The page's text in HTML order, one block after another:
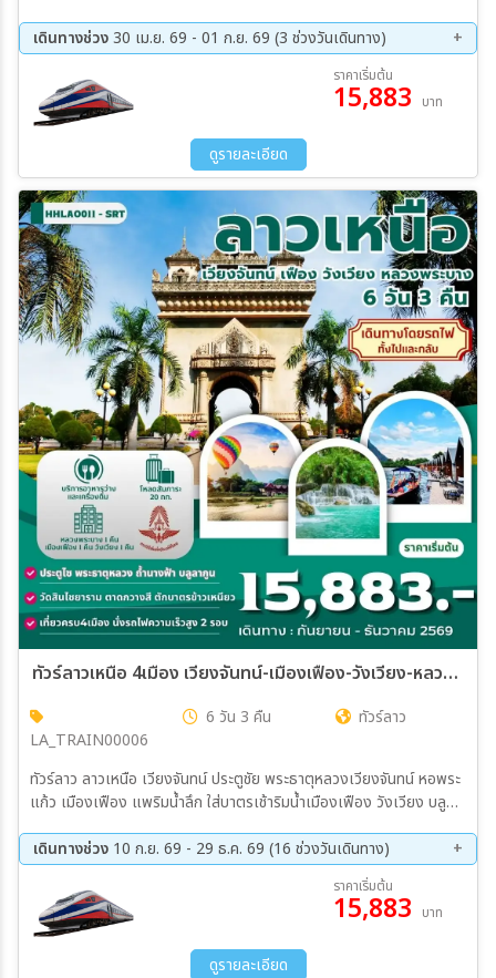
เดินทางช่วง30 เม.ย. 69 - 01 ก.ย. 69 (3 ช่วงวันเดินทาง)
20 ส.ค. 69 - 25 ส.ค. 69
27 ส.ค. 69 - 01 ก.ย. 69
ราคาเริ่มต้น
15,883 บาท
ดูรายละเอียด
ทัวร์ลาวเหนือ 4เมือง เวียงจันทน์-เมืองเฟือง-วังเวียง-หลวงพระบาง 6วัน 3คืน (SRT)
LA_TRAIN00006
6 วัน 3 คืน ทัวร์ลาว
ทัวร์ลาว ลาวเหนือ เวียงจันทน์ ประตูชัย พระธาตุหลวงเวียงจันทน์ หอพระ
แก้ว เมืองเฟือง แพริมน้ำลึก ใส่บาตรเช้าริมน้ำเมืองเฟือง วังเวียง บลูลา
กวางสี ตลาดมืด Night Market นั่งรถไฟความเร็วสูงลาว-จีน ใส่บาตร
ข้าวเหนียวหลวงพระบาง ตลาดเช้า วัดเชียงทอง พิพิธภัณฑ์แห่งชาติหลวง
พระบาง วัดสีเมือง
เดินทางช่วง 10 ก.ย. 69 - 29 ธ.ค. 69 (16 ช่วงวันเดินทาง)
17 ก.ย. 69 - 22 ก.ย. 69
24 ก.ย. 69 - 29 ก.ย. 69
01 ต.ค. 69 - 06 ต.ค. 69
08 ต.ค. 69 - 13 ต.ค. 69
15 ต.ค. 69 - 20 ต.ค. 69
29 ต.ค. 69 - 03 พ.ย. 69
ราคาเริ่มต้น
15,883 บาท
ดูรายละเอียด